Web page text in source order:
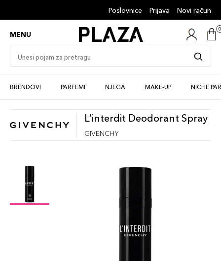
Poslovnice Prijava Novi račun
MENU
BRENDOVI PARFEMI NJEGA MAKE-UP NICHE
L’interdit Deodorant Spray
GIVENCHY